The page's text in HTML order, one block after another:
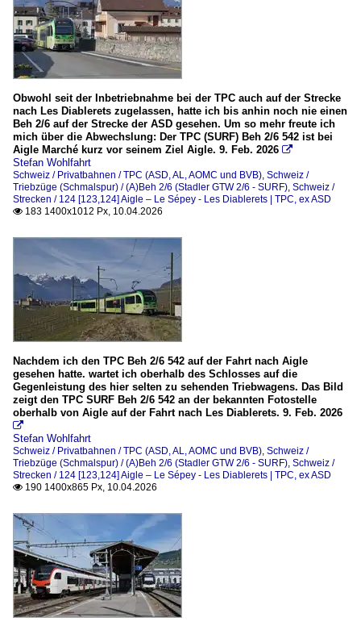
Obwohl seit der Inbetriebnahme bei der TPC auch auf der Strecke
nach Les Diablerets zugelassen, hatte ich bis anhin noch nie einen
Beh 2/6 auf der Strecke der ASD gesehen. Um so mehr freute ich
mich über die Abwechslung: Der TPC (SURF) Beh 2/6 542 ist bei
Aigle Marché kurz vor seinem Ziel Aigle. 9. Feb. 2026 
Stefan Wohlfahrt
Schweiz / Privatbahnen / TPC (ASD, AL, AOMC und BVB), Schweiz /
Triebzüge (Schmalspur) / (A)Beh 2/6 (Stadler GTW 2/6 - SURF), Schweiz /
Strecken / 124 [123,124] Aigle – Le Sépey - Les Diablerets | TPC, ex ASD
 183 1400x1012 Px, 10.04.2026
Nachdem ich den TPC Beh 2/6 542 auf der Fahrt nach Aigle
gesehen hatte. wartet ich oberhalb des Schlosses auf die
Gegenleistung des hier selten zu sehenden Triebwagens. Das Bild
zeigt den TPC SURF Beh 2/6 542 an der bekannten Fotostelle
oberhalb von Aigle auf der Fahrt nach Les Diablerets. 9. Feb. 2026

Stefan Wohlfahrt
Schweiz / Privatbahnen / TPC (ASD, AL, AOMC und BVB), Schweiz /
Triebzüge (Schmalspur) / (A)Beh 2/6 (Stadler GTW 2/6 - SURF), Schweiz /
Strecken / 124 [123,124] Aigle – Le Sépey - Les Diablerets | TPC, ex ASD
 190 1400x865 Px, 10.04.2026